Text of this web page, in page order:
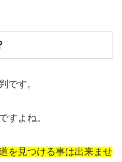
です。
すよね。
を見つける事は出来ませ